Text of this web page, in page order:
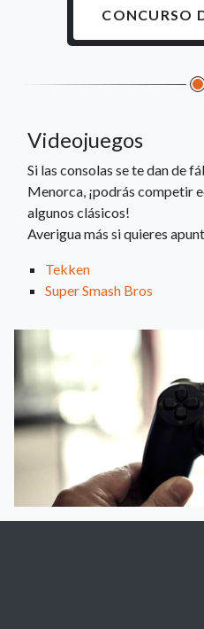
CONCURSO
Videojuegos
Si las consolas se te dan de
Menorca, ¡podrás competir
algunos clásicos!
Averigua más si quieres
Tekken
Super Smash Bros